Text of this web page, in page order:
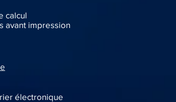
calcul
avant impression
électronique